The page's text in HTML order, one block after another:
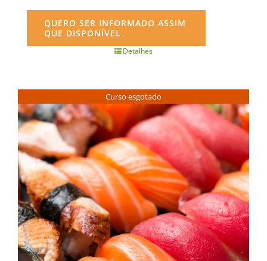
QUERO SER INFORMADO ASSIM
QUE DISPONÍVEL
Detalhes
Curso esgotado